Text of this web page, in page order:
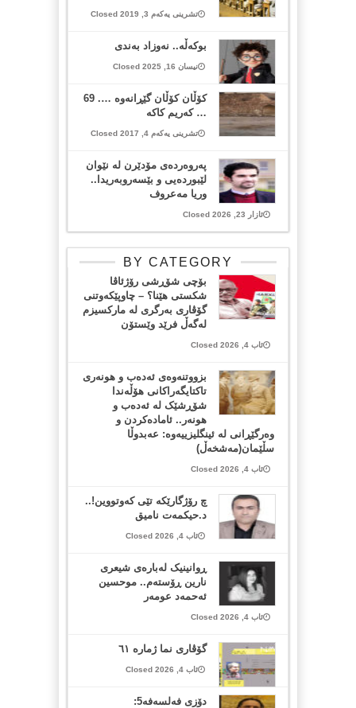
تشرینی یەکەم 3, 2019 Closed
بوکەڵە.. نەوزاد بەندی
نیسان 16, 2025 Closed
كۆڵان كۆڵان گێڕانه‌وه‌ …. 69
… كه‌ریم كاكه‌
تشرینی یەکەم 4, 2017 Closed
پەروەردەی مۆدێرن لە نێوان
لێبوردەیی و بێسەروبەریدا..
وریا مەعروف
ئازار 23, 2026 Closed
BY CATEGORY
بۆچی شۆڕشی رۆژئاڤا
شکستی هێنا؟ – چاوپێکەوتنی
گۆڤاری بەرگری لە مارکسیزم
لەگەڵ فرێد وێستۆن
ئاب 4, 2026 Closed
بزووتنەوەی ئەدەب و هونەری
تاکتایگەراکانی هۆڵەندا
شۆڕشێک لە ئەدەب و
هونەر.. ئامادەکردن و
وەرگێڕانی لە ئینگلیزییەوە: عەبدوڵا
سڵێمان(مەشخەڵ)
ئاب 4, 2026 Closed
چ رۆژگارێکە تێی کەوتووین!..
د.حیکمەت نامیق
ئاب 4, 2026 Closed
ڕوانینیک لەبارەى شیعرى
نارین ڕۆستەم.. موحسین
ئەحمەد عومەر
ئاب 4, 2026 Closed
گۆڤاری نما ژمارە ٦١
ئاب 4, 2026 Closed
دۆزی فەلسەفە5: